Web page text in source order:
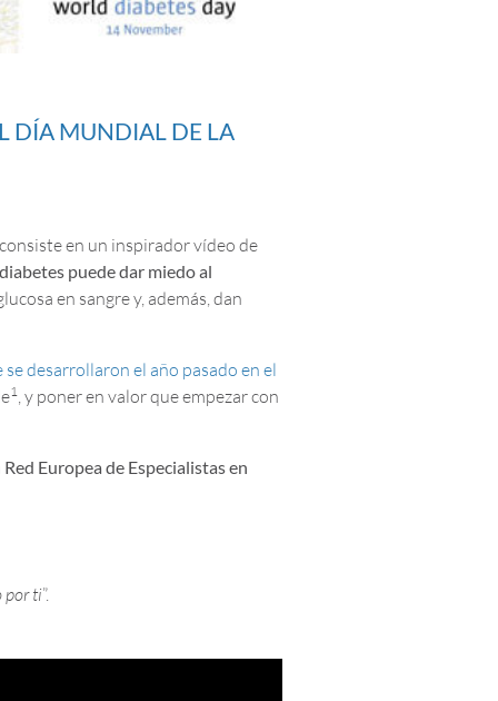
DÍA MUNDIAL DE LA
consiste en un inspirador vídeo de
puede dar miedo al
en sangre y, además, dan
desarrollaron el año pasado en el
1, y poner en valor que empezar con
Red Europea de Especialistas en
por ti”.